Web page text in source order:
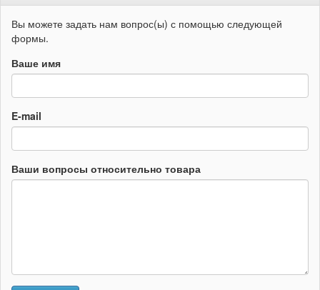
Вы можете задать нам вопрос(ы) с помощью следующей
формы.
Ваше имя
E-mail
Ваши вопросы относительно товара